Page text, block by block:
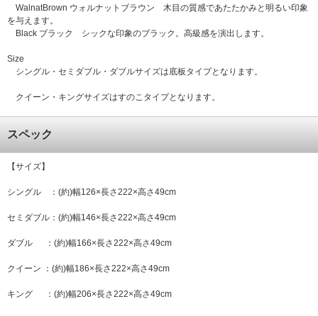
WalnatBrown ウォルナットブラウン 木目の質感であたたかみと明るい印象
を与えます。
Black ブラック シックな印象のブラック。高級感を演出します。
Size
シングル・セミダブル・ダブルサイズは底板タイプとなります。
クイーン・キングサイズはすのこタイプとなります。
スペック
【サイズ】
シングル ：(約)幅126×長さ222×高さ49cm
セミダブル：(約)幅146×長さ222×高さ49cm
ダブル ：(約)幅166×長さ222×高さ49cm
クイーン ：(約)幅186×長さ222×高さ49cm
キング ：(約)幅206×長さ222×高さ49cm